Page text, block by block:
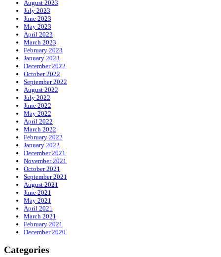
August 2023
July 2023
June 2023
May 2023
April 2023
March 2023
February 2023
January 2023
December 2022
October 2022
September 2022
August 2022
July 2022
June 2022
May 2022
April 2022
March 2022
February 2022
January 2022
December 2021
November 2021
October 2021
September 2021
August 2021
June 2021
May 2021
April 2021
March 2021
February 2021
December 2020
Categories